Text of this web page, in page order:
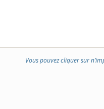
Vous pouvez cliquer sur